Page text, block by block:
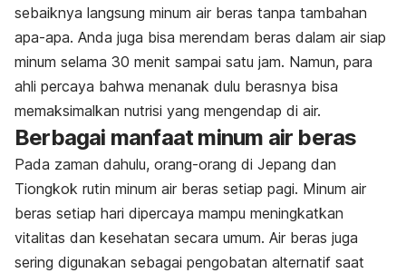
sebaiknya langsung minum air beras tanpa tambahan
apa-apa. Anda juga bisa merendam beras dalam air siap
minum selama 30 menit sampai satu jam. Namun, para
ahli percaya bahwa menanak dulu berasnya bisa
memaksimalkan nutrisi yang mengendap di air.
Berbagai manfaat minum air beras
Pada zaman dahulu, orang-orang di Jepang dan
Tiongkok rutin minum air beras setiap pagi. Minum air
beras setiap hari dipercaya mampu meningkatkan
vitalitas dan kesehatan secara umum. Air beras juga
sering digunakan sebagai pengobatan alternatif saat